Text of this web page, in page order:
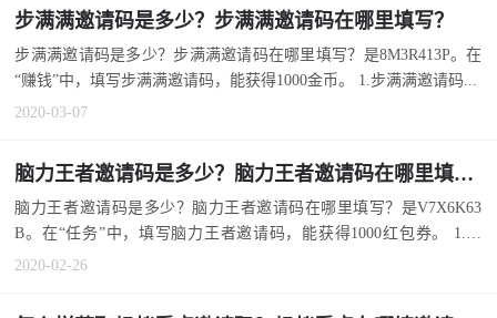
步满满邀请码是多少？步满满邀请码在哪里填写？
步满满邀请码是多少？步满满邀请码在哪里填写？是8M3R413P。在
“赚钱”中，填写步满满邀请码，能获得1000金币。 1.步满满邀请码...
2020-03-07
脑力王者邀请码是多少？脑力王者邀请码在哪里填写？
脑力王者邀请码是多少？脑力王者邀请码在哪里填写？是V7X6K63
B。在“任务”中，填写脑力王者邀请码，能获得1000红包券。 1.脑
力...
2020-02-26